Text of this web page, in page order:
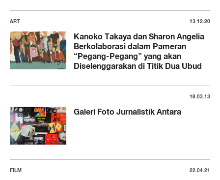
ART 13.12.20
Kanoko Takaya dan Sharon Angelia
Berkolaborasi dalam Pameran
“Pegang-Pegang” yang akan
Diselenggarakan di Titik Dua Ubud
18.03.13
Galeri Foto Jurnalistik Antara
FILM 22.04.21